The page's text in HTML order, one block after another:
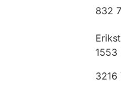
832
1553
3216